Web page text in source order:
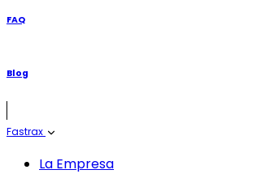
FAQ
Blog
Fastrax
La Empresa